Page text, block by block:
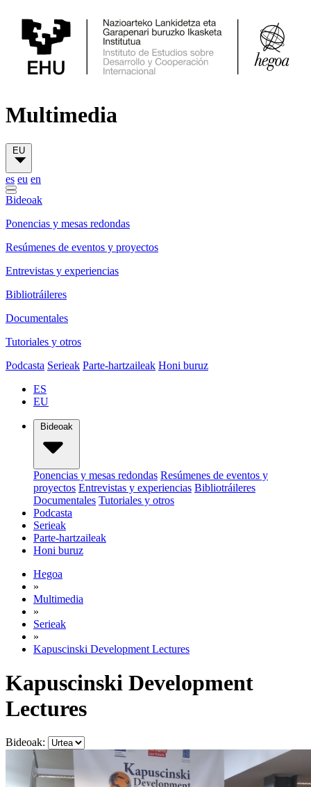
Multimedia
EU
es eu en
Bideoak
Ponencias y mesas redondas
Resúmenes de eventos y proyectos
Entrevistas y experiencias
Bibliotráileres
Documentales
Tutoriales y otros
Podcasta Serieak Parte-hartzaileak Honi buruz
ES
EU
Bideoak
Ponencias y mesas redondas Resúmenes de eventos y
proyectos Entrevistas y experiencias Bibliotráileres
Documentales Tutoriales y otros
Podcasta
Serieak
Parte-hartzaileak
Honi buruz
Hegoa
»
Multimedia
»
Serieak
»
Kapuscinski Development Lectures
Kapuscinski Development
Lectures
Bideoak: